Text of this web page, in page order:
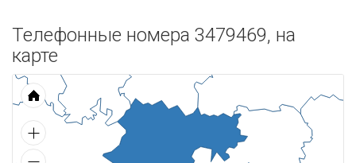
Телефонные номера 3479469, на
карте